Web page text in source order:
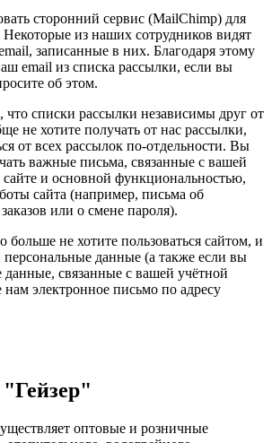
сторонний сервис (MailChimp) для
из наших сотрудников видят
записанные в них. Благодаря этому
email из списка рассылки, если вы
об этом.
списки рассылки независимы друг от
не хотите получать от нас рассылки,
от всех рассылок по-отдельности. Вы
важные письма, связанные с вашей
и основной функциональностью,
сайта (например, письма об
или о смене пароля).
не хотите пользоваться сайтом, и
персональные данные (а также если вы
данные, связанные с вашей учётной
электронное письмо по адресу
оптовые и розничные